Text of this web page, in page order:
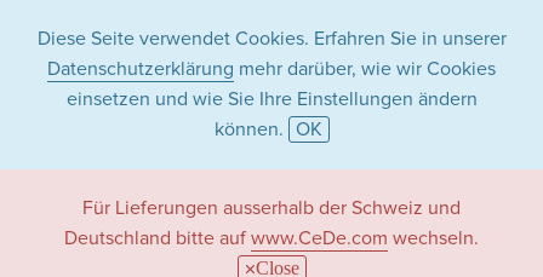
Diese Seite verwendet Cookies. Erfahren Sie in unserer
Datenschutzerklärung mehr darüber, wie wir Cookies
einsetzen und wie Sie Ihre Einstellungen ändern
können. OK
Für Lieferungen ausserhalb der Schweiz und
Deutschland bitte auf www.CeDe.com wechseln.
Close